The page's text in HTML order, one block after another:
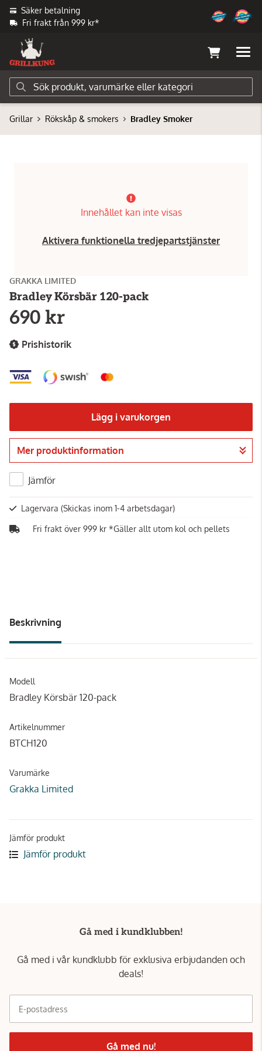
Säker betalning
Fri frakt från 999 kr*
Grillar Rökskåp & smokers Bradley Smoker
Innehållet kan inte visas
Aktivera funktionella tredjepartstjänster
GRAKKA LIMITED
Bradley Körsbär 120-pack
690 kr
Prishistorik
Lägg i varukorgen
Gå till kassan
Mer produktinformation
Jämför
Lagervara (Skickas inom 1-4 arbetsdagar)
Fri frakt över 999 kr *Gäller allt utom kol och pellets
Beskrivning
Modell
Bradley Körsbär 120-pack
Artikelnummer
BTCH120
Varumärke
Grakka Limited
Jämför produkt
Jämför produkt
Gå med i kundklubben!
Gå med i vår kundklubb för exklusiva erbjudanden och
deals!
E-postadress
Gå med nu!